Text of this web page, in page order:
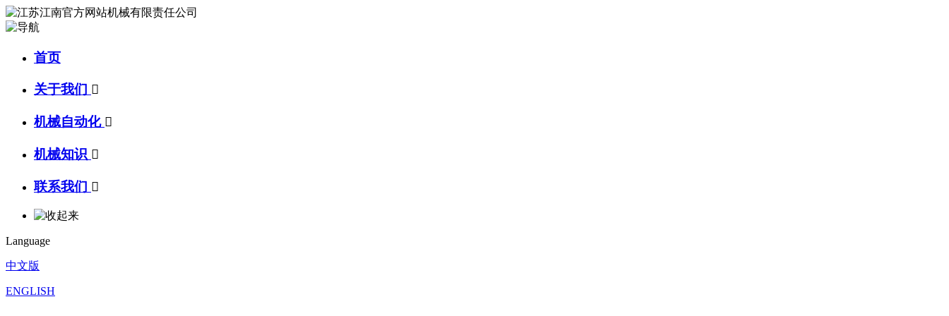
首页
关于我们 
机械自动化 
机械知识 
联系我们 
Language
中文版
ENGLISH